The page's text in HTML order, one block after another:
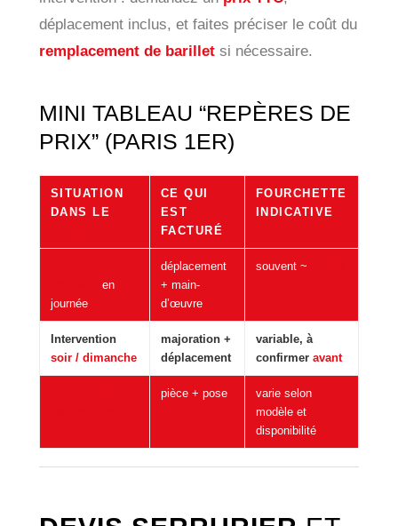
déplacement inclus, et faites préciser le coût du
remplacement de barilletsi nécessaire.
MINI TABLEAU “REPÈRES DE
PRIX” (PARIS 1ER)
SITUATION
DANS LE
CE QUI
EST
FACTURÉ
FOURCHETTE
INDICATIVE
en
journée
déplacement
+ main-
d’œuvre
souvent ~
Intervention
soir / dimanche
majoration +
déplacement
variable, à
confirmer avant
pièce + pose
varie selon
modèle et
disponibilité